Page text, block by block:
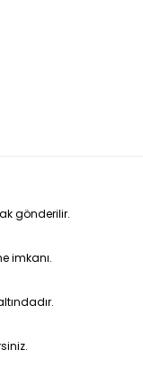
gönderilir.
imkanı.